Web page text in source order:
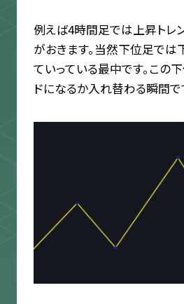
例えば4時間足では上昇トレ
がおきます。当然下位足では
ていっている最中です。この
ドになるか入れ替わる瞬間で